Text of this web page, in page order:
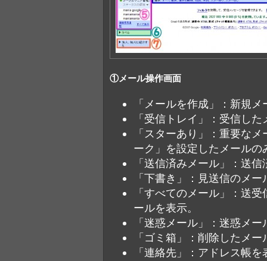
①メール操作画面
「メールを作成」：新規
「受信トレイ」：受信し
「スターあり」：重要な
ーク」を設定したメールの
「送信済みメール」：送
「下書き」：見送信のメ
「すべてのメール」：送
ールを表示。
「迷惑メール」：迷惑メ
「ゴミ箱」：削除したメ
「連絡先」：アドレス帳を